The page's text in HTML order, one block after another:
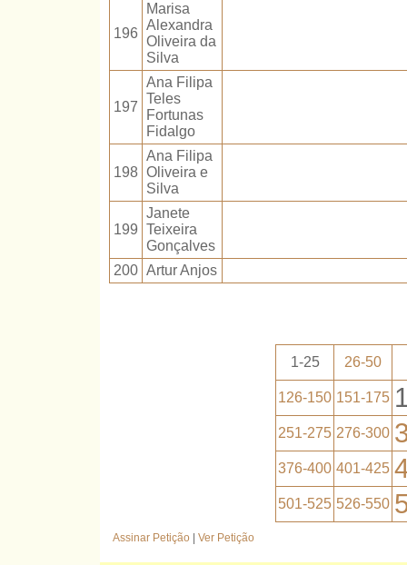
196
Marisa
Alexandra
Oliveira da
Silva
197
Ana Filipa
Teles
Fortunas
Fidalgo
198
Ana Filipa
Oliveira e
Silva
199
Janete
Teixeira
Gonçalves
200 Artur Anjos
1-25 26-50
126-150 151-175
251-275 276-300
376-400 401-425
501-525 526-550
Assinar Petição Ver Petição